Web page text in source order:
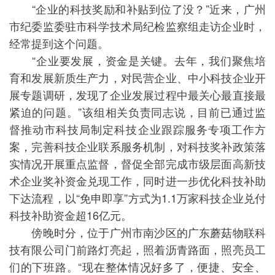
“企业的科技奖励和补贴到位了没？”近来，广州
市纪委监委驻市科学技术局纪检监察组走访企业时，
经常提到这个问题。
“企业要发展，资金是关键。去年，我们聚焦培
育和发展新质生产力，对民营企业、中小科技企业开
展专题调研，发现了企业发展过程中最关心最直接最
紧迫的问题。”该组相关负责同志说，目前已通过监
督推动市科技局制定科技企业跟踪服务专项工作方
案，完善科技企业联系服务机制，对科技奖补政策落
实情况开展重点监督，督促全部完成市级层面高新技
术企业奖补资金兑现工作，同时进一步优化科技补助
下达流程，以“免申即享”方式为1.1万家科技企业兑付
科技补助资金超16亿元。
傍晚时分，位于广州市南沙区的广东蘑菇物联科
技有限公司门前路灯亮起，照着沥青路面，照亮员工
们的下班路。“现在整体情况好多了，便捷、安全、